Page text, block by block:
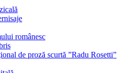
românesc
de proză scurtă ”Radu Rosetti”